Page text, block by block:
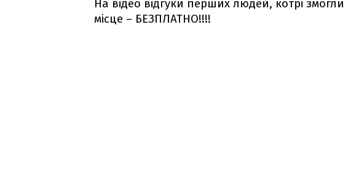
На відео відгуки перших людей, котрі
місце – БЕЗПЛАТНО!!!!